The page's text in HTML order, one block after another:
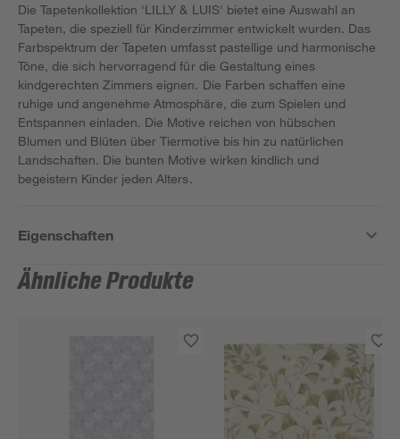
Die Tapetenkollektion 'LILLY & LUIS' bietet eine Auswahl an
Tapeten, die speziell für Kinderzimmer entwickelt wurden. Das
Farbspektrum der Tapeten umfasst pastellige und harmonische
Töne, die sich hervorragend für die Gestaltung eines
kindgerechten Zimmers eignen. Die Farben schaffen eine
ruhige und angenehme Atmosphäre, die zum Spielen und
Entspannen einladen. Die Motive reichen von hübschen
Blumen und Blüten über Tiermotive bis hin zu natürlichen
Landschaften. Die bunten Motive wirken kindlich und
begeistern Kinder jeden Alters.
Eigenschaften
Ähnliche Produkte